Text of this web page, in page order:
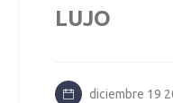
LUJO
diciembre 19